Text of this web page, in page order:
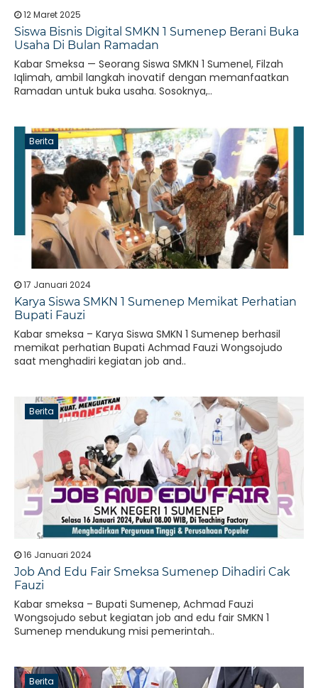
12 Maret 2025
Siswa Bisnis Digital SMKN 1 Sumenep Berani Buka
Usaha Di Bulan Ramadan
Kabar Smeksa — Seorang Siswa SMKN 1 Sumenel, Filzah
Iqlimah, ambil langkah inovatif dengan memanfaatkan
Ramadan untuk buka usaha. Sosoknya,..
Berita
17 Januari 2024
Karya Siswa SMKN 1 Sumenep Memikat Perhatian
Bupati Fauzi
Kabar smeksa – Karya Siswa SMKN 1 Sumenep berhasil
memikat perhatian Bupati Achmad Fauzi Wongsojudo
saat menghadiri kegiatan job and..
Berita
16 Januari 2024
Job And Edu Fair Smeksa Sumenep Dihadiri Cak
Fauzi
Kabar smeksa – Bupati Sumenep, Achmad Fauzi
Wongsojudo sebut kegiatan job and edu fair SMKN 1
Sumenep mendukung misi pemerintah..
Berita